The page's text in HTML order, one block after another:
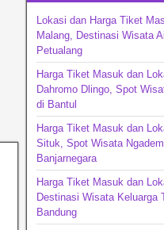
Lokasi dan Harga Tiket
Malang, Destinasi Wisata
Petualang
Harga Tiket Masuk dan
Dahromo Dlingo, Spot
di Bantul
Harga Tiket Masuk dan
Situk, Spot Wisata
Banjarnegara
Harga Tiket Masuk dan
Destinasi Wisata Keluarga
Bandung